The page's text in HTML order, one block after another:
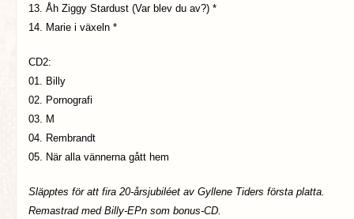
13. Åh Ziggy Stardust (Var blev du av?) *
14. Marie i växeln *
CD2:
01. Billy
02. Pornografi
03. M
04. Rembrandt
05. När alla vännerna gått hem
Släpptes för att fira 20-årsjubiléet av Gyllene Tiders första platta.
Remastrad med Billy-EPn som bonus-CD.